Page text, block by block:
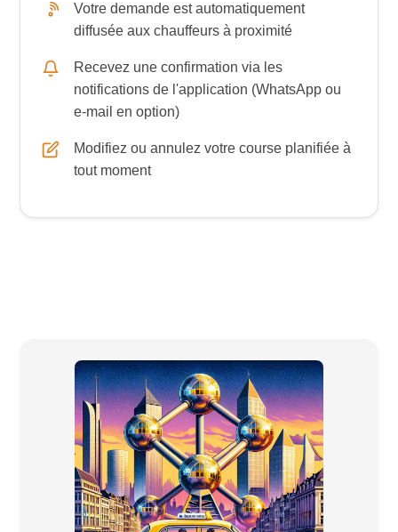
Votre demande est automatiquement
diffusée aux chauffeurs à proximité
Recevez une confirmation via les
notifications de l'application (WhatsApp ou
e-mail en option)
Modifiez ou annulez votre course planifiée à
tout moment